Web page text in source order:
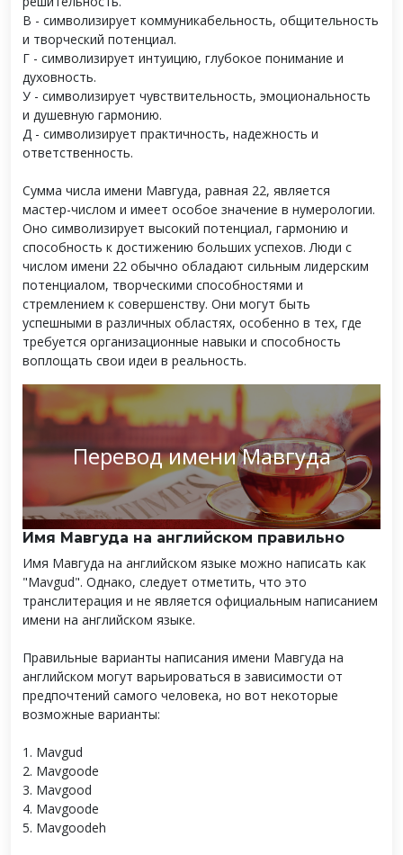
В - символизирует коммуникабельность, общительность
и творческий потенциал.
Г - символизирует интуицию, глубокое понимание и
духовность.
У - символизирует чувствительность, эмоциональность
и душевную гармонию.
Д - символизирует практичность, надежность и
ответственность.
Сумма числа имени Мавгуда, равная 22, является
мастер-числом и имеет особое значение в нумерологии.
Оно символизирует высокий потенциал, гармонию и
способность к достижению больших успехов. Люди с
числом имени 22 обычно обладают сильным лидерским
потенциалом, творческими способностями и
стремлением к совершенству. Они могут быть
успешными в различных областях, особенно в тех, где
требуется организационные навыки и способность
воплощать свои идеи в реальность.
Перевод имени Мавгуда
Имя Мавгуда на английском правильно
Имя Мавгуда на английском языке можно написать как
"Mavgud". Однако, следует отметить, что это
транслитерация и не является официальным написанием
имени на английском языке.
Правильные варианты написания имени Мавгуда на
английском могут варьироваться в зависимости от
предпочтений самого человека, но вот некоторые
возможные варианты:
1. Mavgud
2. Mavgoode
3. Mavgood
4. Mavgoode
5. Mavgoodeh